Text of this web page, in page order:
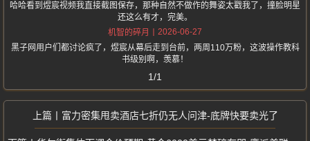
哈哈看到煜宸视频我直接截图保存，那种自然不做作的舞姿太戳我了，撞脸明星
还这么有才，完美。
机智的碎月
2026-06-27
黑子网用户们都讨论疯了，煜宸从幕后走到台前，两周110万粉，这波操作教科
书级别啊，羡慕！
1/1
富力密集甩卖酒店七折仍无人问津-底牌快要卖光了